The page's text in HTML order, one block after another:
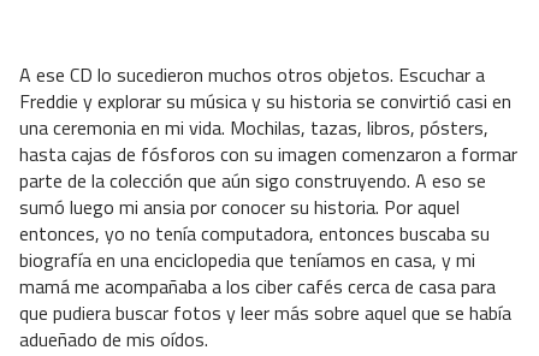
A ese CD lo sucedieron muchos otros objetos. Escuchar a
Freddie y explorar su música y su historia se convirtió casi en
una ceremonia en mi vida. Mochilas, tazas, libros, pósters,
hasta cajas de fósforos con su imagen comenzaron a formar
parte de la colección que aún sigo construyendo. A eso se
sumó luego mi ansia por conocer su historia. Por aquel
entonces, yo no tenía computadora, entonces buscaba su
biografía en una enciclopedia que teníamos en casa, y mi
mamá me acompañaba a los ciber cafés cerca de casa para
que pudiera buscar fotos y leer más sobre aquel que se había
adueñado de mis oídos.